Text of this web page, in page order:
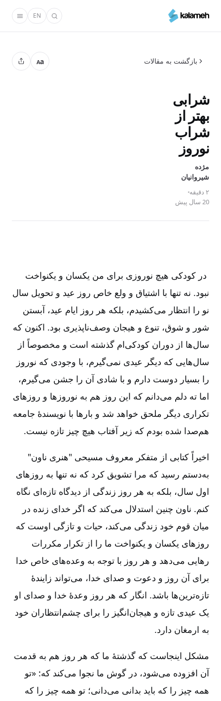
محتوای
EN
بازگشت به مقالات Aa
شرابی
بهتر از
شراب
نوروز
مژده
‌شیروانیان
۲ دقیقه
20 سال پیش
در کودکی هیچ نوروزی برای من یکسان و یکنواخت
نبود. نه تنها با اشتیاق و ولع خاص روز عید و تحویل سال
نو را انتظار می‌کشیدم، بلکه هر روز ایام عید، آبستن
شور و شوق، تنوع و هیجان وصف‌ناپذیری بود. اکنون که
سال‌ها از دوران کودکی‌ام گذشته است و مخصوصاً از
سال‌هایی که دیگر عیدی نمی‌گیرم، با وجودی‌ که نوروز
را بسیار دوست ‌دارم و با شادی آن را جشن می‌گیرم،
اما ته دلم می‌دانم که این روز هم به نوروز‌ها و روز‌های
تکراری دیگر ملحق خواهد شد و بار‌ها با نویسندۀ جامعه
هم‌صدا شده‌ بودم که زیر آفتاب هیچ چیز تازه نیست.
اخیراً کتابی از متفکر معروف مسیحی "هنری ناون"
به‌دستم رسید که مرا تشویق کرد که نه تنها به روز‌های
اول سال، بلکه به هر روز زندگی از دیدگاه تازه‌ای نگاه
کنم. ناون چنین استدلال می‌کند که اگر خدای زنده در
میان قوم خود زندگی می‌کند، حیات و تازگی اوست که
روز‌های یکسان و یکنواخت ما را از تکرار مکررات
رهایی می‌دهد و هر روز با توجه به وعده‌های خاص خدا
برای آن ‌روز و دعوت و صدای خدا، می‌تواند زایندۀ
تازه‌ترین‌ها باشد. انگار که هر روز وعدۀ خدا و صدای او
یک عیدی تازه و هیجان‌انگیز را برای چشم‌انتظاران خود
به ارمغان دارد.
مشکل اینجاست که گذشتۀ ما که هر روز هم به قدمت
آن افزوده می‌شود، در گوش ما نجوا می‌کند که: «تو
همه چیز را که باید بدانی می‌دانی؛ تو همه چیز را که